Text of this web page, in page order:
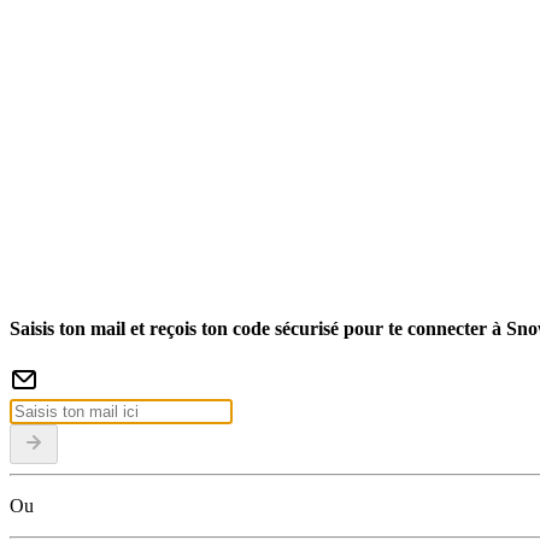
Saisis ton mail et reçois ton code sécurisé pour te connecter à
Ou